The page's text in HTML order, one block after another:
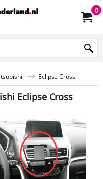
0
Eclipse Cross
Eclipse Cross